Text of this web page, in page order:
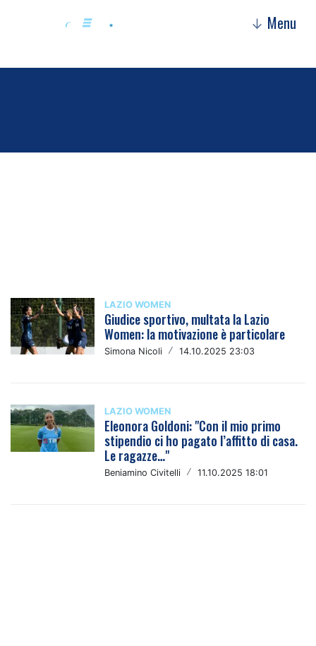
↓ Menu
LAZIO WOMEN
Giudice sportivo, multata la Lazio
Women: la motivazione è particolare
Simona Nicoli / 14.10.2025 23:03
LAZIO WOMEN
Eleonora Goldoni: "Con il mio primo
stipendio ci ho pagato l’affitto di casa.
Le ragazze…"
Beniamino Civitelli / 11.10.2025 18:01